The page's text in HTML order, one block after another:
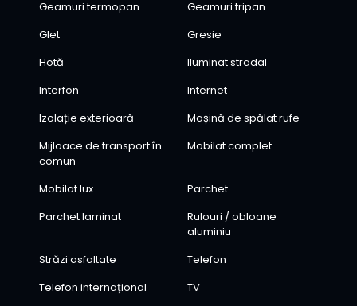
Geamuri termopan
Geamuri tripan
Glet
Gresie
Hotă
Iluminat stradal
Interfon
Internet
Izolație exterioară
Mașină de spălat rufe
Mijloace de transport în
comun
Mobilat complet
Mobilat lux
Parchet
Parchet laminat
Rulouri / obloane
aluminiu
Străzi asfaltate
Telefon
Telefon internațional
TV